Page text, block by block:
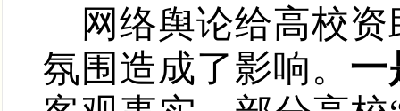
网络舆论给高校
氛围造成了影响。 一